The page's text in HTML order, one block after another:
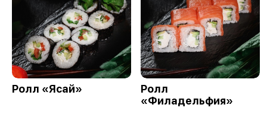
Ролл «Ясай»
Ролл
«Филадельфия»